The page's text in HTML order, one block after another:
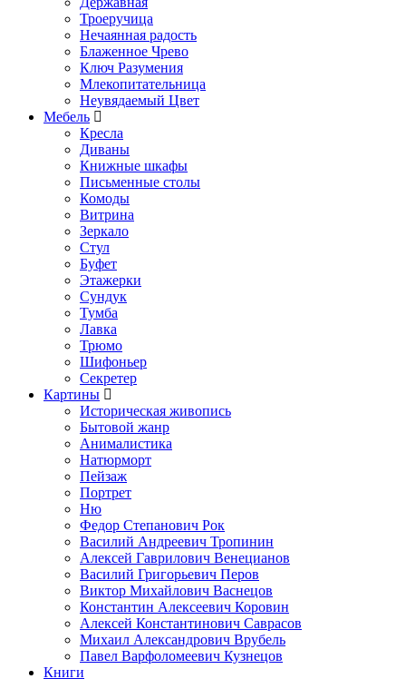
Троеручица
Нечаянная радость
Блаженное Чрево
Ключ Разумения
Млекопитательница
Неувядаемый Цвет
Мебель
Кресла
Диваны
Книжные шкафы
Письменные столы
Комоды
Витрина
Зеркало
Стул
Буфет
Этажерки
Сундук
Тумба
Лавка
Трюмо
Шифоньер
Секретер
Картины
Историческая живопись
Бытовой жанр
Анималистика
Натюрморт
Пейзаж
Портрет
Ню
Федор Степанович Рок
Василий Андреевич Тропинин
Алексей Гаврилович Венецианов
Василий Григорьевич Перов
Виктор Михайлович Васнецов
Константин Алексеевич Коровин
Алексей Константинович Саврасов
Михаил Александрович Врубель
Павел Варфоломеевич Кузнецов
Книги